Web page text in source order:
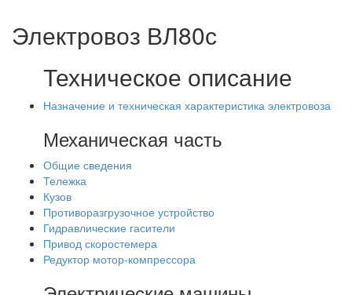
Электровоз ВЛ80с
Техническое описание
Назначение и техническая характеристика электровоза
Механическая часть
Общие сведения
Тележка
Кузов
Противоразгрузочное устройство
Гидравлические гасители
Привод скоростемера
Редуктор мотор-компрессора